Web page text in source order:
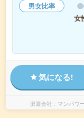
男女比率
女
気になる!
派遣会社 マンパワ